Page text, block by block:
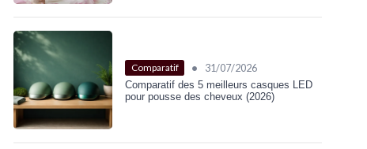
Comparatif • 31/07/2026
Comparatif des 5 meilleurs casques LED
pour pousse des cheveux (2026)